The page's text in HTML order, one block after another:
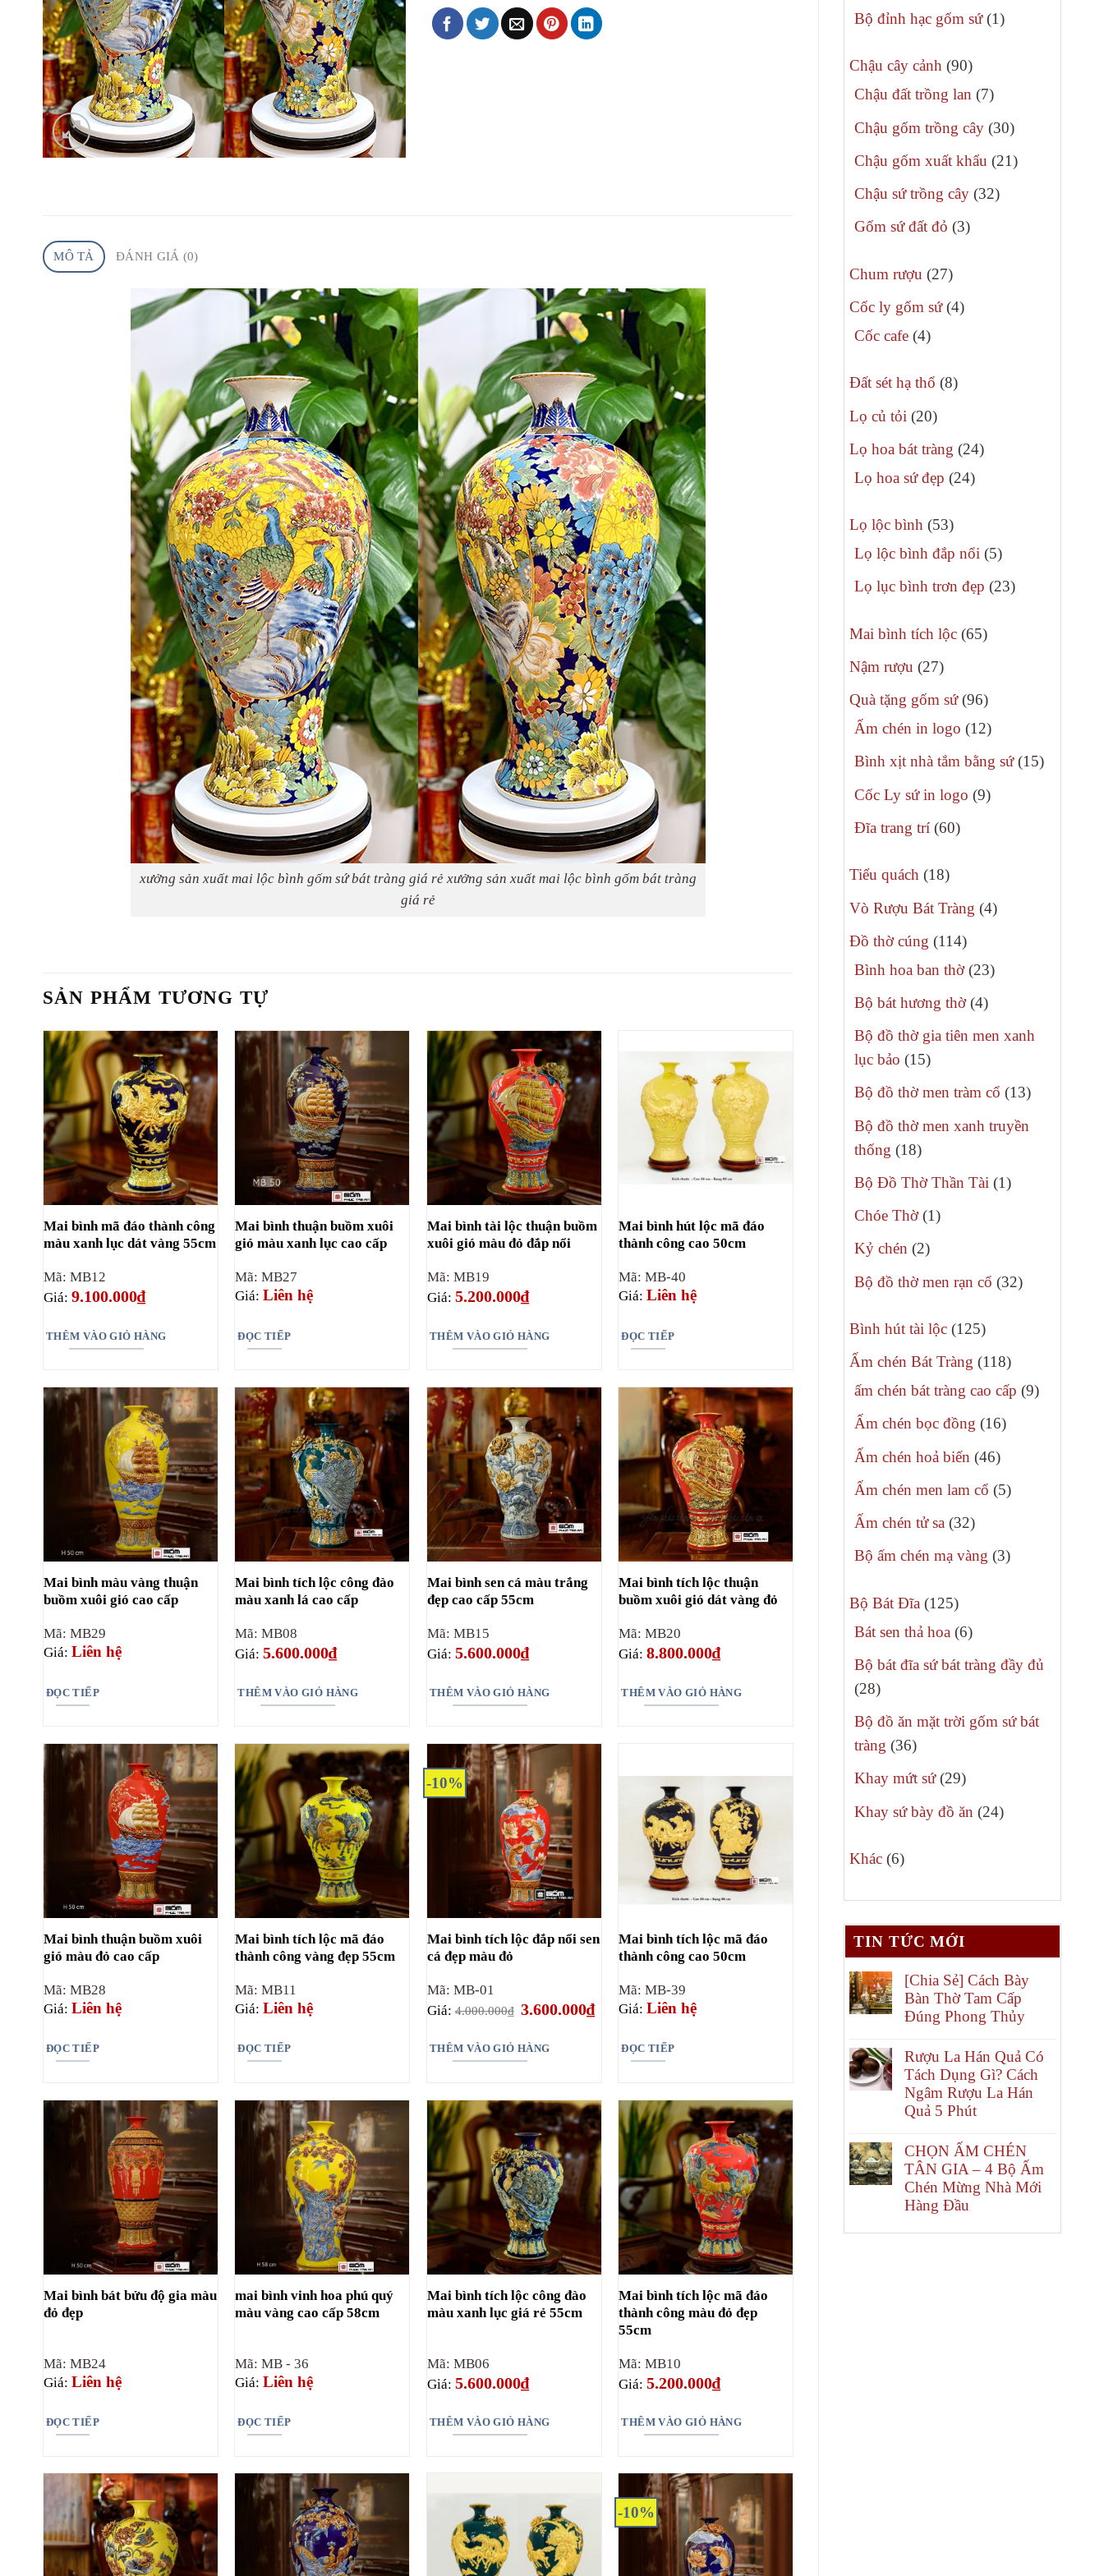
sản
Bộ đỉnh hạc gốm sứ 11
Chậu cây cảnh 9090
sản
Chậu đất trồng lan 77
phẩm
Chậu gốm trồng cây 3030
phẩm
Chậu gốm xuất khẩu 2121
Chậu sứ trồng cây 3232
Gốm sứ đất đỏ 33
Chum rượu 2727
phẩm
Cốc ly gốm sứ 44
Cốc cafe 44
phẩm
Đất sét hạ thổ 88
Lọ củ tỏi 2020
phẩm
Lọ hoa bát tràng 2424
Lọ hoa sứ đẹp 2424
Lọ lộc bình 5353
sản
Lọ lộc bình đắp nổi 55
phẩm
Lọ lục bình trơn đẹp 2323
Mai bình tích lộc 6565
Nậm rượu 2727
phẩm
Quà tặng gốm sứ 9696
sản
Ấm chén in logo 1212
phẩm
Bình xịt nhà tắm bằng sứ 1515
Cốc Ly sứ in logo 99
Đĩa trang trí 6060
Tiểu quách 1818
phẩm
Vò Rượu Bát Tràng 44
Đồ thờ cúng 114114
sản
Bình hoa ban thờ 2323
Bộ bát hương thờ 44
Bộ đồ thờ gia tiên men xanh
lục bảo
1515
Bộ đồ thờ men tràm cổ 1313
Bộ đồ thờ men xanh truyền
thống
1818
Bộ Đồ Thờ Thần Tài 11
Chóe Thờ 11
Kỷ chén 22
Bộ đồ thờ men rạn cổ 3232
Bình hút tài lộc 125125
phẩm
Ấm chén Bát Tràng 118118
sản
ấm chén bát tràng cao cấp 99
Ấm chén bọc đồng 1616
Ấm chén hoả biến 4646
phẩm
Ấm chén men lam cổ 55
Ấm chén tử sa 3232
phẩm
Bộ ấm chén mạ vàng 33
Bộ Bát Đĩa 125125
sản
Bát sen thả hoa 66
phẩm
Bộ bát đĩa sứ bát tràng đầy đủ
2828
sản
Bộ đồ ăn mặt trời gốm sứ bát
tràng
3636
phẩm
Khay mứt sứ 2929
phẩm
Khay sứ bày đồ ăn 2424
Khác 66
phẩm
TIN TỨC MỚI
[Chia Sẻ] Cách Bày
Bàn Thờ Tam Cấp
Đúng Phong Thủy
Rượu La Hán Quả Có
Tách Dụng Gì? Cách
Ngâm Rượu La Hán
Quả 5 Phút
CHỌN ẤM CHÉN
TÂN GIA – 4 Bộ Ấm
Chén Mừng Nhà Mới
Hàng Đầu
MÔ TẢ ĐÁNH GIÁ (0)
xưởng sản xuất mai lộc bình gốm sứ bát tràng giá rẻ xưởng sản xuất mai lộc bình gốm bát tràng
giá rẻ
SẢN PHẨM TƯƠNG TỰ
Mai bình mã đáo thành công
màu xanh lục dát vàng 55cm
Mã: MB12
Giá: 9.100.000₫
THÊM VÀO GIỎ HÀNG
Mai bình thuận buồm xuôi
gió màu xanh lục cao cấp
Mã: MB27
Giá:Liên hệ
ĐỌC TIẾP
Mai bình tài lộc thuận buồm
xuôi gió màu đỏ đắp nổi
Mã: MB19
Giá: 5.200.000₫
THÊM VÀO GIỎ HÀNG
Mai bình hút lộc mã đáo
thành công cao 50cm
Mã: MB-40
Giá:Liên hệ
ĐỌC TIẾP
Mai bình màu vàng thuận
buồm xuôi gió cao cấp
Mã: MB29
Giá: Liên hệ
ĐỌC TIẾP
Mai bình tích lộc công đào
màu xanh lá cao cấp
Mã: MB08
Giá:5.600.000₫
THÊM VÀO GIỎ HÀNG
Mai bình sen cá màu trắng
đẹp cao cấp 55cm
Mã: MB15
Giá: 5.600.000₫
THÊM VÀO GIỎ HÀNG
Mai bình tích lộc thuận
buồm xuôi gió dát vàng đỏ
Mã: MB20
Giá:8.800.000₫
THÊM VÀO GIỎ HÀNG
Mai bình thuận buồm xuôi
gió màu đỏ cao cấp
Mã: MB28
Giá: Liên hệ
ĐỌC TIẾP
Mai bình tích lộc mã đáo
thành công vàng đẹp 55cm
Mã: MB11
Giá:Liên hệ
ĐỌC TIẾP
-10%
Mai bình tích lộc đắp nổi sen
cá đẹp màu đỏ
Mã: MB-01
Giá:4.000.000₫ Giá
gốc
4.000.000₫.
3.600.000₫Giá
hiện
3.600.000₫.
THÊM VÀO GIỎ HÀNG
Mai bình tích lộc mã đáo
thành công cao 50cm
Mã: MB-39
Giá:Liên hệ
ĐỌC TIẾP
Mai bình bát bửu độ gia màu
đỏ đẹp
Mã: MB24
Giá: Liên hệ
ĐỌC TIẾP
mai bình vinh hoa phú quý
màu vàng cao cấp 58cm
Mã: MB - 36
Giá:Liên hệ
ĐỌC TIẾP
Mai bình tích lộc công đào
màu xanh lục giá rẻ 55cm
Mã: MB06
Giá: 5.600.000₫
THÊM VÀO GIỎ HÀNG
Mai bình tích lộc mã đáo
thành công màu đỏ đẹp
55cm
Mã: MB10
Giá:5.200.000₫
THÊM VÀO GIỎ HÀNG
-10%